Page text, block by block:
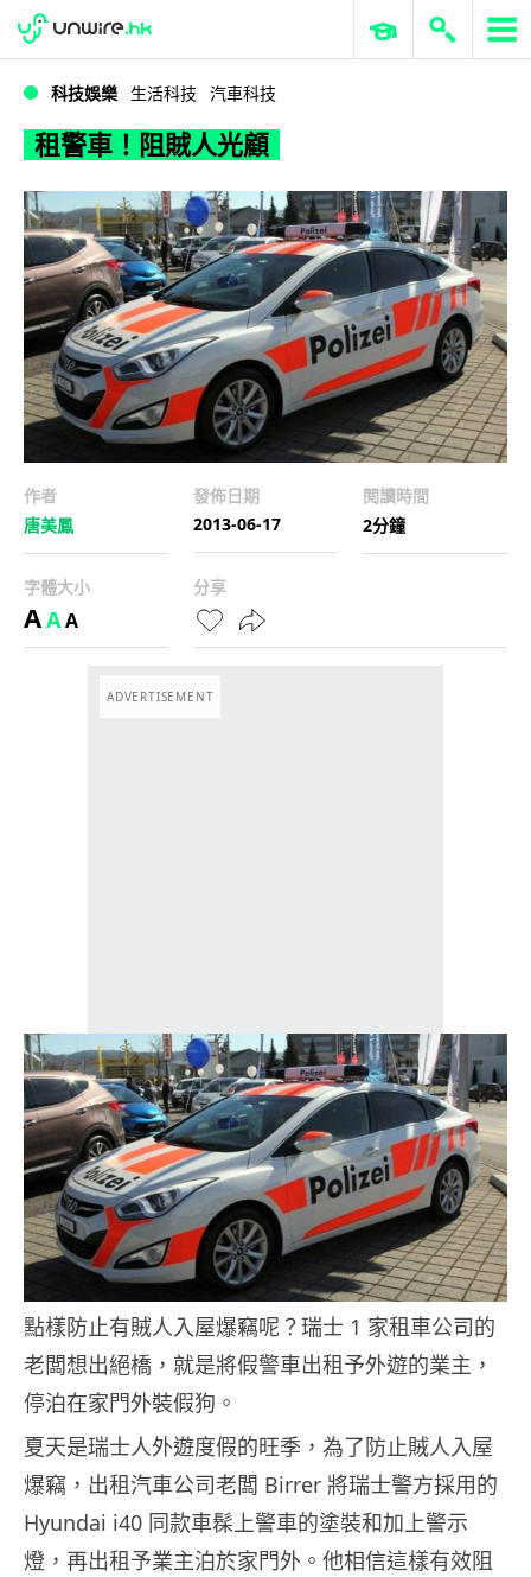
租警車！阻賊人光顧
WWDC 2026 ERP 與商業 AI
科技娛樂 生活科技 汽車科技
租警車！阻賊人光顧
作者
唐美鳳
發佈日期
2013-06-17
閱讀時間
2分鐘
字體大小
AAA
分享
ADVERTISEMENT
點樣防止有賊人入屋爆竊呢？瑞士 1 家租車公司的
老闆想出絕橋，就是將假警車出租予外遊的業主，
停泊在家門外裝假狗。
夏天是瑞士人外遊度假的旺季，為了防止賊人入屋
爆竊，出租汽車公司老闆 Birrer 將瑞士警方採用的
Hyundai i40 同款車髹上警車的塗裝和加上警示
燈，再出租予業主泊於家門外。他相信這樣有效阻